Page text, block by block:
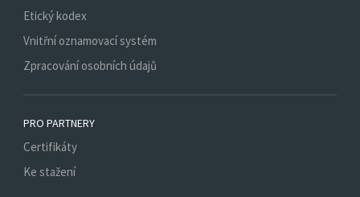
Etický kodex
Vnitřní oznamovací systém
Zpracování osobních údajů
PRO PARTNERY
Certifikáty
Ke stažení